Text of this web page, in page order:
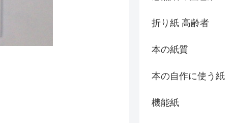
折り紙 高齢者
本の紙質
本の自作に使う紙
機能紙